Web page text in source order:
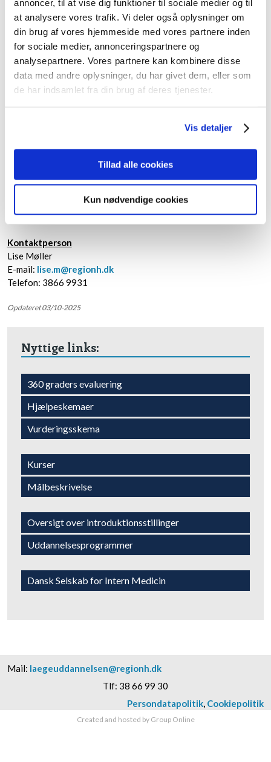
annoncer, til at vise dig funktioner til sociale medier og til
at analysere vores trafik. Vi deler også oplysninger om
din brug af vores hjemmeside med vores partnere inden
for sociale medier, annonceringspartnere og
analysepartnere. Vores partnere kan kombinere disse
data med andre oplysninger, du har givet dem, eller som
de har indsamlet fra din brug af deres tjenester.
Vis detaljer
Tillad alle cookies
Kun nødvendige cookies
Under ”Nyttige links” findes en samlet oversigt over
introduktionsstillinger i Intern Medicin i
Videreuddannelsesregion Øst.
Uddannelseslæge.dk
Adgang til Uddannelseslæge.dk gives fra den dag, hvor
introduktionsstillingen tiltrædes. I Uddannelseslæge.dk findes
kompetenceliste, og de tilhørende kompetencekort findes under
I speciallægeuddannelsen er der følgende obligatoriske
generelle kursus i introduktionsuddannelsen: Kursus i
Pædagogik 2 (Vejledning i Klinikken).
For nærmere information om de generelle obligatoriske kurser,
læs under "Kurser".
Kontaktperson
Lise Møller
E-mail: lise.m@regionh.dk
Telefon: 3866 9931​​
Opdateret 03/10-2025
Nyttige links:​
​360 graders evaluering
​Hjælpeskemaer
​Vurderingsskema
​Kurser
Målbeskrivelse​
​Oversigt over introduktionsstillinger
​Uddannelsesprogrammer
Dansk Selskab for Intern Medicin​
Mail: laegeuddannelsen@regionh.dk
Tlf: 38 66 99 30​
Persondatapolitik​, Cookiepolitik​
Created and hosted by Group Online